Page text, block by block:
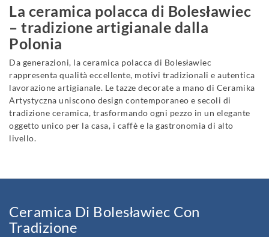
La ceramica polacca di Bolesławiec
– tradizione artigianale dalla
Polonia
Da generazioni, la ceramica polacca di Bolesławiec
rappresenta qualità eccellente, motivi tradizionali e autentica
lavorazione artigianale. Le tazze decorate a mano di Ceramika
Artystyczna uniscono design contemporaneo e secoli di
tradizione ceramica, trasformando ogni pezzo in un elegante
oggetto unico per la casa, i caffè e la gastronomia di alto
livello.
Ceramica Di Bolesławiec Con
Tradizione